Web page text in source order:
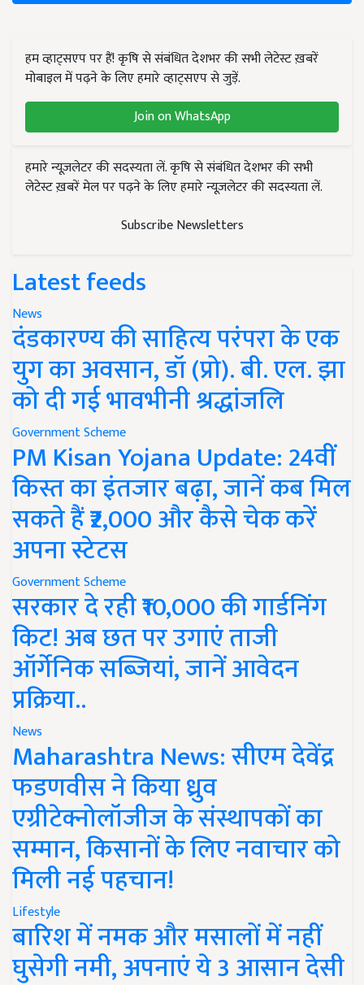
हम व्हाट्सएप पर हैं! कृषि से संबंधित देशभर की सभी लेटेस्ट ख़बरें
मोबाइल में पढ़ने के लिए हमारे व्हाट्सएप से जुड़ें.
Join on WhatsApp
हमारे न्यूज़लेटर की सदस्यता लें. कृषि से संबंधित देशभर की सभी
लेटेस्ट ख़बरें मेल पर पढ़ने के लिए हमारे न्यूज़लेटर की सदस्यता लें.
Subscribe Newsletters
Latest feeds
News
दंडकारण्य की साहित्य परंपरा के एक
युग का अवसान, डॉ (प्रो). बी. एल. झा
को दी गई भावभीनी श्रद्धांजलि
Government Scheme
PM Kisan Yojana Update: 24वीं
किस्त का इंतजार बढ़ा, जानें कब मिल
सकते हैं ₹2,000 और कैसे चेक करें
अपना स्टेटस
Government Scheme
सरकार दे रही ₹10,000 की गार्डनिंग
किट! अब छत पर उगाएं ताजी
ऑर्गेनिक सब्जियां, जानें आवेदन
प्रक्रिया..
News
Maharashtra News: सीएम देवेंद्र
फडणवीस ने किया ध्रुव
एग्रीटेक्नोलॉजीज के संस्थापकों का
सम्मान, किसानों के लिए नवाचार को
मिली नई पहचान!
Lifestyle
बारिश में नमक और मसालों में नहीं
घुसेगी नमी, अपनाएं ये 3 आसान देसी